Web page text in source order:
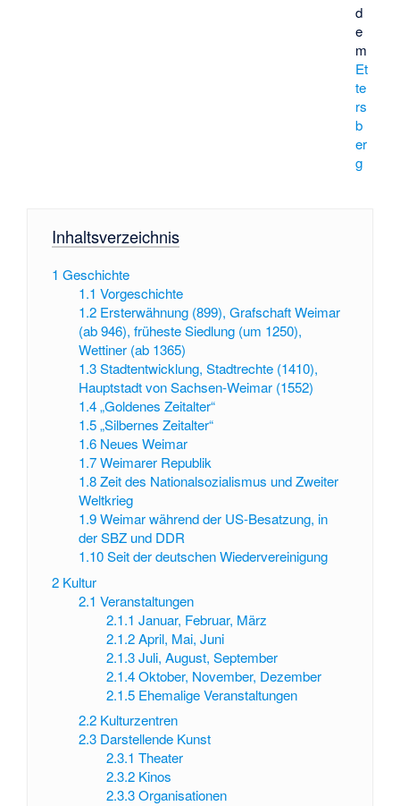
d
e
m
Et
te
rs
b
er
g
Inhaltsverzeichnis
1 Geschichte
1.1 Vorgeschichte
1.2 Ersterwähnung (899), Grafschaft Weimar
(ab 946), früheste Siedlung (um 1250),
Wettiner (ab 1365)
1.3 Stadtentwicklung, Stadtrechte (1410),
Hauptstadt von Sachsen-Weimar (1552)
1.4 „Goldenes Zeitalter“
1.5 „Silbernes Zeitalter“
1.6 Neues Weimar
1.7 Weimarer Republik
1.8 Zeit des Nationalsozialismus und Zweiter
Weltkrieg
1.9 Weimar während der US-Besatzung, in
der SBZ und DDR
1.10 Seit der deutschen Wiedervereinigung
2 Kultur
2.1 Veranstaltungen
2.1.1 Januar, Februar, März
2.1.2 April, Mai, Juni
2.1.3 Juli, August, September
2.1.4 Oktober, November, Dezember
2.1.5 Ehemalige Veranstaltungen
2.2 Kulturzentren
2.3 Darstellende Kunst
2.3.1 Theater
2.3.2 Kinos
2.3.3 Organisationen